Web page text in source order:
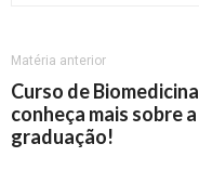
Matéria anterior
Curso de
conheça mais sobre a
graduação!